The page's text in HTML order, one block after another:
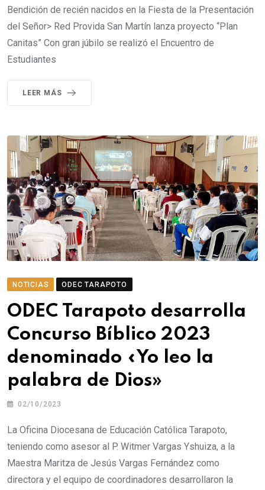
Bendición de recién nacidos en la Fiesta de la Presentación
del Señor> Red Provida San Martín lanza proyecto “Plan
Canitas” Con gran júbilo se realizó el Encuentro de
Estudiantes
LEER MÁS
NOTICIAS ODEC TARAPOTO
ODEC Tarapoto desarrolla
Concurso Bíblico 2023
denominado «Yo leo la
palabra de Dios»
02/10/2023
La Oficina Diocesana de Educación Católica Tarapoto,
teniendo como asesor al P. Witmer Vargas Yshuiza, a la
Maestra Maritza de Jesús Vargas Fernández como
directora y el equipo de coordinadores desarrollaron la